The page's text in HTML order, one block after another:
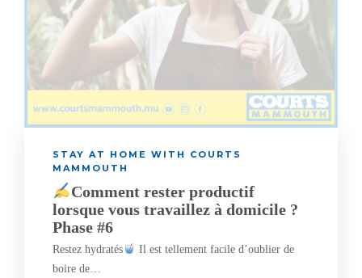
STAY AT HOME WITH COURTS
MAMMOUTH
Comment rester productif
lorsque vous travaillez à domicile ?
Phase #6
Restez hydratés
Il est tellement facile d’oublier de
boire de…